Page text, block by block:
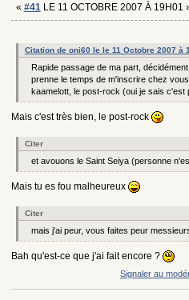
« #41LE 11 OCTOBRE 2007 À 19H01
Citation de oni60 le le 11 Octobre 2007 à
Rapide passage de ma part,
prenne le temps de m'inscrire chez
kaamelott, le post-rock (oui je sais c'est
Mais c'est très bien, le post-rock
Citer
et avouons le Saint Seiya (personne
Mais tu es fou malheureux
Citer
mais j'ai peur, vous faites peur
Bah qu'est-ce que j'ai fait encore ?
Signaler au